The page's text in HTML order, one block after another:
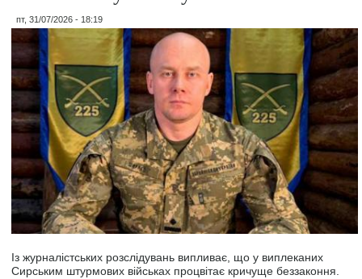
пт, 31/07/2026 - 18:19
Із журналістських розслідувань випливає, що у виплеканих
Сирським штурмових військах процвітає кричуще беззаконня.